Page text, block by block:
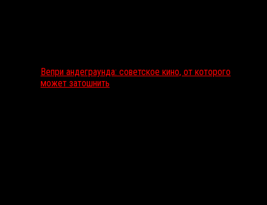
Вепри андеграунда: советское кино, от которого
может затошнить